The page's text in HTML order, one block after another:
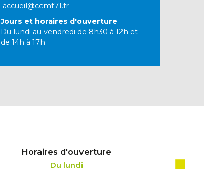
accueil@ccmt71.fr
Jours et horaires d'ouverture
Du lundi au vendredi de 8h30 à 12h et
de 14h à 17h
Horaires d'ouverture
Du lundi